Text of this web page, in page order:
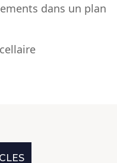
dans un plan